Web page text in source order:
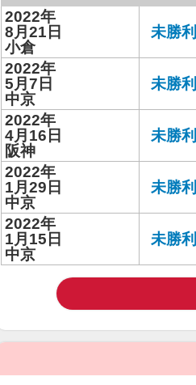
2022年
8月21日
小倉
未勝利
2022年
5月7日
中京
未勝利
2022年
4月16日
阪神
未勝利
2022年
1月29日
中京
未勝利
2022年
1月15日
中京
未勝利